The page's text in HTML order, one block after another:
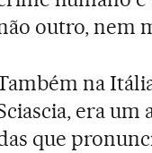
outro, nem
na
era um
que